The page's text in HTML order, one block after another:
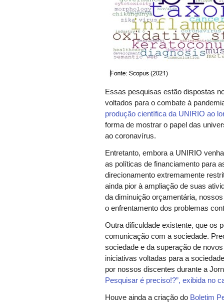
Essas pesquisas estão dispostas
voltados para o combate à
produção científica da UNIRIO ao
forma de mostrar o papel das
ao coronavírus.
Entretanto, embora a UNIRIO
as políticas de financiamento para
direcionamento extremamente
ainda pior à ampliação de suas
da diminuição orçamentária,
o enfrentamento dos problemas
Outra dificuldade existente, que os
comunicação com a sociedade.
sociedade e da superação de
iniciativas voltadas para a
por nossos discentes durante a
Pesquisar é preciso!?”, exibida no
Houve ainda a criação do Boletim